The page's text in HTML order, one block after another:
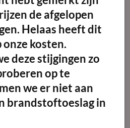
Maak
favoriet!
2-weg kolomluidspreker
de afgelopen
Helaas heeft dit
kosten.
deze stijgingen zo
op te
we er niet aan
brandstoftoeslag in